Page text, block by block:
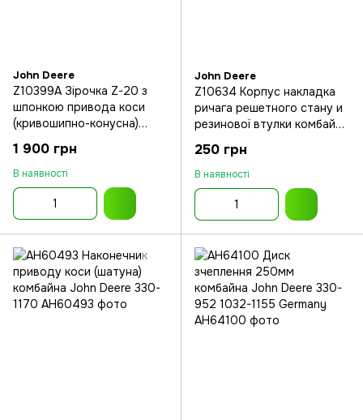
John Deere
Z10399A Зірочка Z-20 з
шпонкою привода коси
(кривошипно-конусна)
1 900 грн
В наявності
John Deere
Z10634 Корпус накладка
ричага решетного стану и
резинової втулки комбайна
7500
250 грн
В наявності